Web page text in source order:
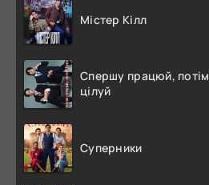
Містер Кілл
Спершу працюй, потім
цілуй
Суперники